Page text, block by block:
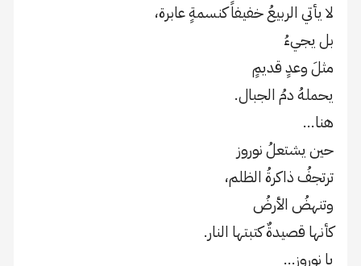
لا يأتي الربيعُ خفيفاً كنسمةٍ عابرة،
بل يجيءُ
مثلَ وعدٍ قديمٍ
يحملهُ دمُ الجبال.
هنا…
حين يشتعلُ نوروز
ترتجفُ ذاكرةُ الظلم،
وتنهضُ الأرضُ
كأنها قصيدةٌ كتبتها النار.
يا نوروز…